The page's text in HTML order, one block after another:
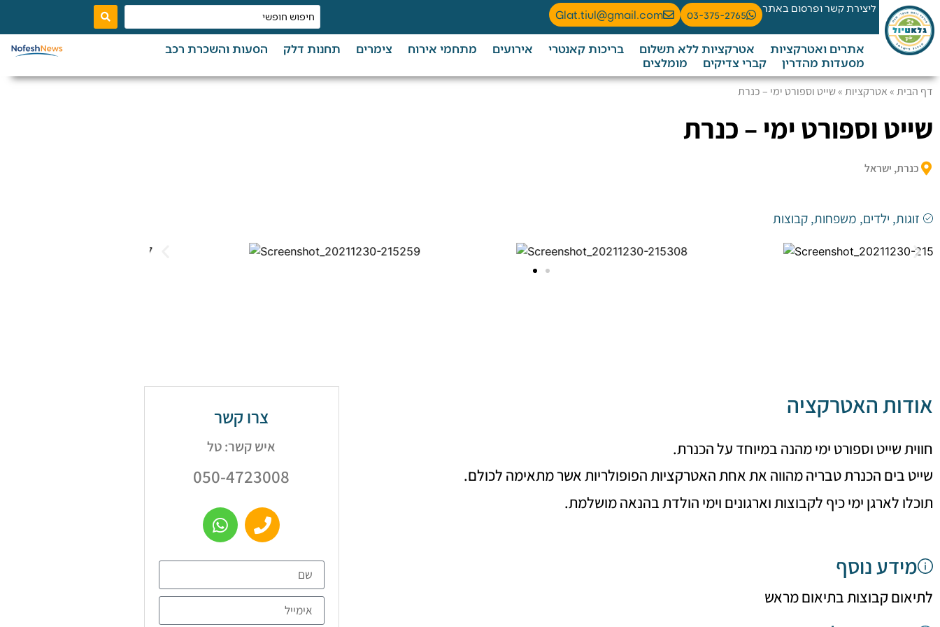
ליצירת קשר ופרסום באתר 03-375-2765
Glat.tiul@gmail.com
אתרים ואטרקציות אטרקציות ללא תשלום בריכות קאנטרי אירועים מתחמי אירוח צימרים תחנות דלק
הסעות והשכרת רכב
מסעדות מהדרין
קברי צדיקים מומלצים
דף הבית»אטרקציות»שייט וספורט ימי – כנרת
שייט וספורט ימי – כנרת
כנרת, ישראל
זוגות, ילדים, משפחות, קבוצות
אודות האטרקציה
חווית שייט וספורט ימי מהנה במיוחד על הכנרת.
שייט בים הכנרת טבריה מהווה את אחת האטרקציות הפופולריות אשר מתאימה לכולם.
תוכלו לארגן ימי כיף לקבוצות וארגונים וימי הולדת בהנאה מושלמת.
מידע נוסף
לתיאום קבוצות בתיאום מראש
צרו קשר
איש קשר: טל
050-4723008